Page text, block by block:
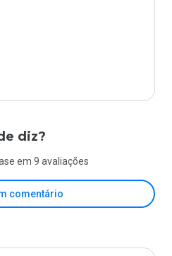
diz?
em 9 avaliações
comentário